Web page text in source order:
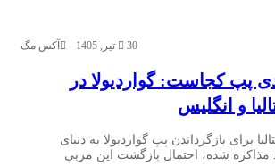
آکس مگ 30 تیر, 1405
پپ کجاست: گواردیولا در
و انگلیس
برای بازگرداندن پپ گواردیولا به دنیای
مذاکره شده، احتمال بازگشت این مربی